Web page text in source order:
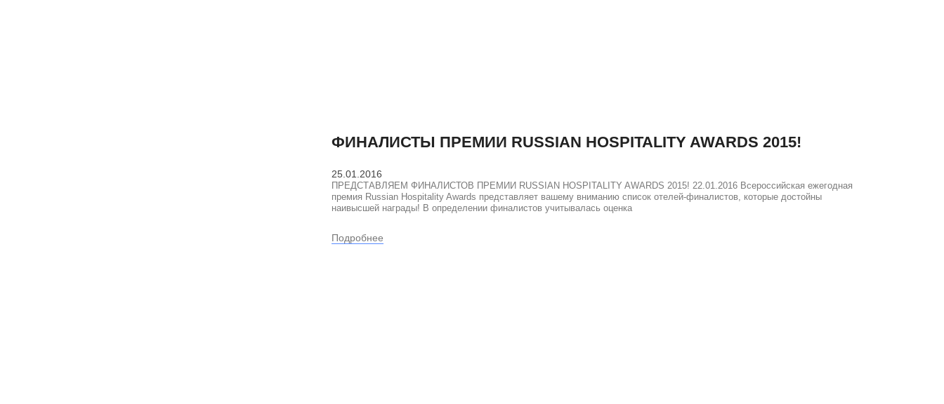
ФИНАЛИСТЫ ПРЕМИИ RUSSIAN HOSPITALITY AWARDS 2015!
25.01.2016
ПРЕДСТАВЛЯЕМ ФИНАЛИСТОВ ПРЕМИИ RUSSIAN HOSPITALITY AWARDS 2015! 22.01.2016 Всероссийская ежегодная
премия Russian Hospitality Awards представляет вашему вниманию список отелей-финалистов, которые достойны
наивысшей награды! В определении финалистов учитывалась оценка
Подробнее